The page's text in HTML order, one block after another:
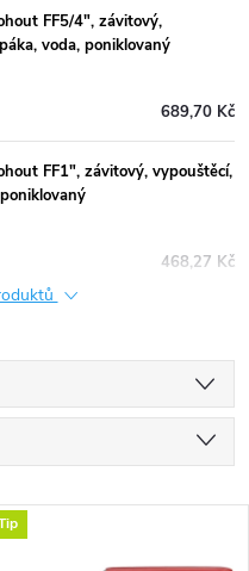
FF5/4", závitový,
voda, poniklovaný
689,70 Kč
FF1", závitový, vypouštěcí,
468,27 Kč